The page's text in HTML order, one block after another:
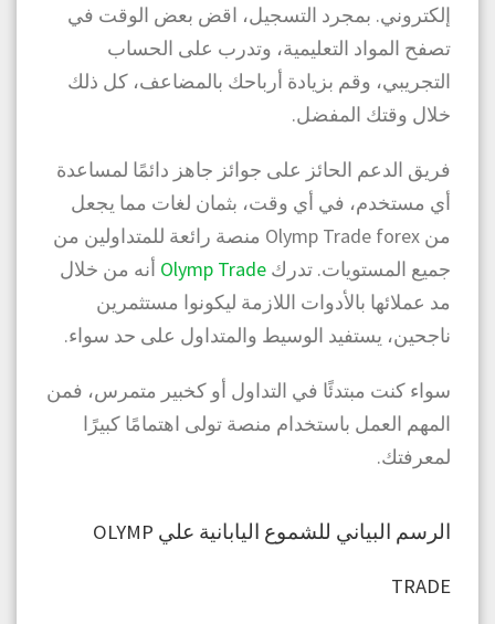
إلكتروني. بمجرد التسجيل، اقض بعض الوقت في
تصفح المواد التعليمية، وتدرب على الحساب
التجريبي، وقم بزيادة أرباحك بالمضاعف، كل ذلك
خلال وقتك المفضل.
فريق الدعم الحائز على جوائز جاهز دائمًا لمساعدة
أي مستخدم، في أي وقت، بثمان لغات مما يجعل
من Olymp Trade forex منصة رائعة للمتداولين من
جميع المستويات. تدرك Olymp Trade أنه من خلال
مد عملائها بالأدوات اللازمة ليكونوا مستثمرين
ناجحين، يستفيد الوسيط والمتداول على حد سواء.
سواء كنت مبتدئًا في التداول أو كخبير متمرس، فمن
المهم العمل باستخدام منصة تولى اهتمامًا كبيرًا
لمعرفتك.
الرسم البياني للشموع اليابانية علي OLYMP
TRADE